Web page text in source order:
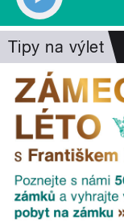
Tipy na výlet